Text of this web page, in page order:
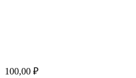
100,00 ₽